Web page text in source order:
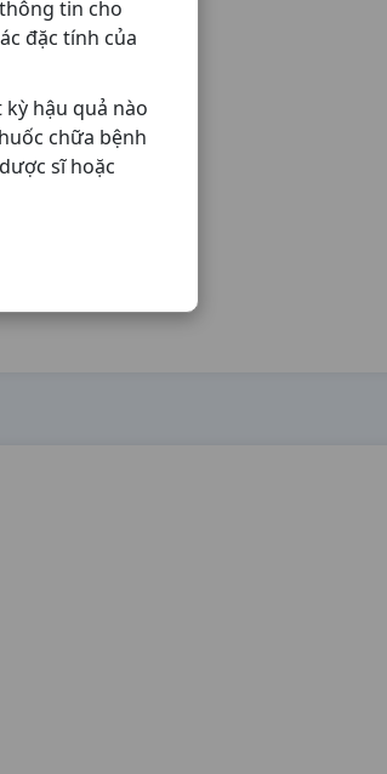
tin cho
đặc tính của
hậu quả nào
chữa bệnh
sĩ hoặc